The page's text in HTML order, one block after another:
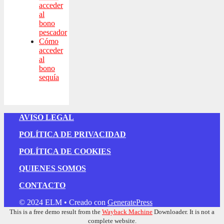
acceder
al
bono
pescador
Cómo
acceder
al
bono
sequía
AVISO LEGAL
POLÍTICA DE PRIVACIDAD
POLÍTICA DE COOKIES
QUIENES SOMOS
CONTACTO
© 2024 ELM • Creado con GeneratePress
This is a free demo result from the Wayback Machine Downloader. It is not a
complete website.